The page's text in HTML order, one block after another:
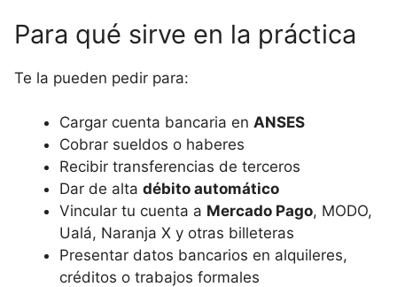
Para qué sirve en la práctica
Te la pueden pedir para:
Cargar cuenta bancaria en ANSES
Cobrar sueldos o haberes
Recibir transferencias de terceros
Dar de alta débito automático
Vincular tu cuenta a Mercado Pago, MODO,
Ualá, Naranja X y otras billeteras
Presentar datos bancarios en alquileres,
créditos o trabajos formales